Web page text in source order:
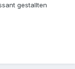
gestallten